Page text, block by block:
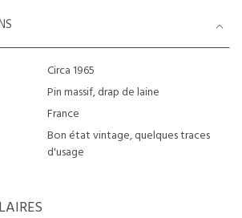
Circa 1965
Pin massif, drap de laine
France
Bon état vintage, quelques traces
d'usage